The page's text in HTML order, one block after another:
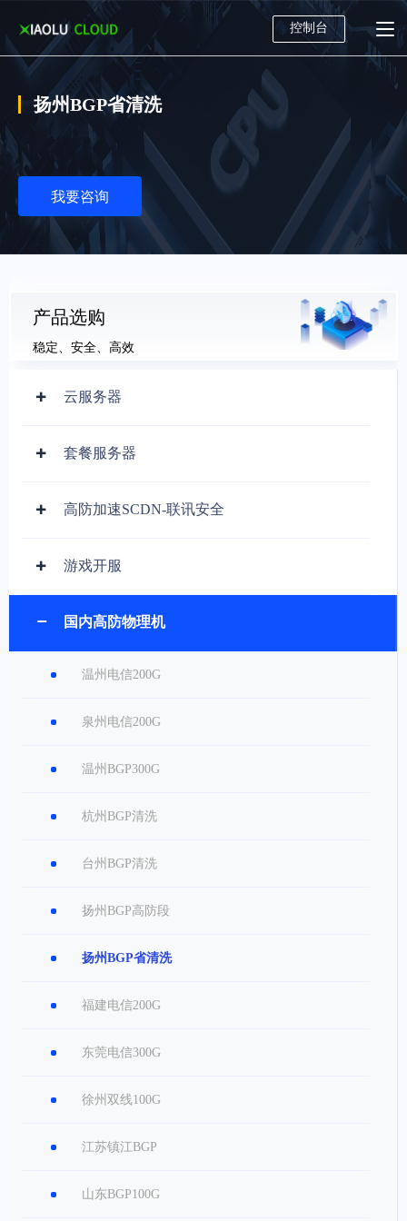
控制台
扬州BGP省清洗
我要咨询
产品选购
稳定、安全、高效
云服务器
套餐服务器
高防加速SCDN-联讯安全
游戏开服
国内高防物理机
温州电信200G
泉州电信200G
温州BGP300G
杭州BGP清洗
台州BGP清洗
扬州BGP高防段
扬州BGP省清洗
福建电信200G
东莞电信300G
徐州双线100G
江苏镇江BGP
山东BGP100G